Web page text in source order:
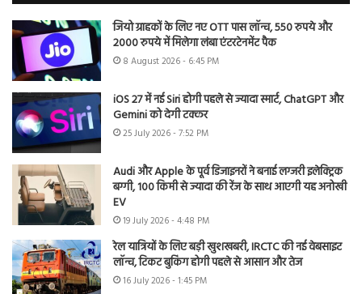
जियो ग्राहकों के लिए नए OTT पास लॉन्च, 550 रुपये और
2000 रुपये में मिलेगा लंबा एंटरटेनमेंट पैक
8 August 2026 - 6:45 PM
iOS 27 में नई Siri होगी पहले से ज्यादा स्मार्ट, ChatGPT और
Gemini को देगी टक्कर
25 July 2026 - 7:52 PM
Audi और Apple के पूर्व डिजाइनरों ने बनाई लग्जरी इलेक्ट्रिक
बग्गी, 100 किमी से ज्यादा की रेंज के साथ आएगी यह अनोखी
EV
19 July 2026 - 4:48 PM
रेल यात्रियों के लिए बड़ी खुशखबरी, IRCTC की नई वेबसाइट
लॉन्च, टिकट बुकिंग होगी पहले से आसान और तेज
16 July 2026 - 1:45 PM